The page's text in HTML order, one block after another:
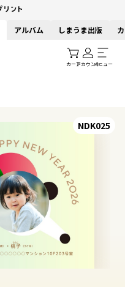
アルバム しまうま出版
カートアカウントメニュー
NDK025